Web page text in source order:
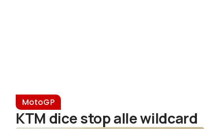
MotoGP
KTM dice stop alle wildcard